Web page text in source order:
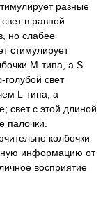
разные
в равной
но слабее
стимулирует
M-типа, а S-
голубой свет
L-типа, а
свет с этой длиной
палочки.
колбочки
информацию от
восприятие